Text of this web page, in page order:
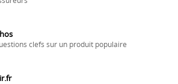
clefs sur un produit populaire